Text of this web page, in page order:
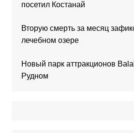
посетил Костанай
Вторую смерть за месяц
лечебном озере
Новый парк аттракционов
Рудном